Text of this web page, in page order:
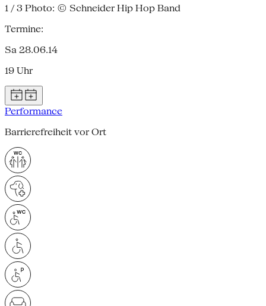
1 / 3 Photo: © Schneider Hip Hop Band
Termine:
Sa 28.06.14
19 Uhr
Performance
Barrierefreiheit vor Ort